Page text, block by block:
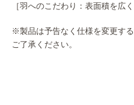
［羽へのこだわり：表面積を広
※製品は予告なく仕様を変更す
ご了承ください。